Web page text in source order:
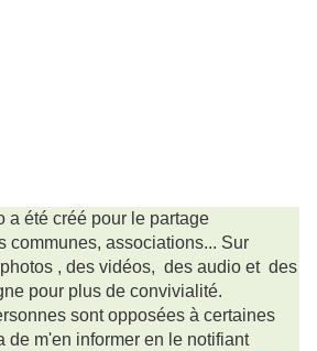
a été créé pour le partage
communes, associations... Sur
, des vidéos, des audio et des
pour plus de convivialité.
sont opposées à certaines
de m'en informer en le notifiant